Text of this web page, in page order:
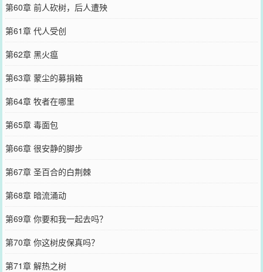
第60章 前人砍树，后人遭殃
第61章 代人受创
第62章 黑火瘟
第63章 蒙尘的募捐箱
第64章 牧者在哪里
第65章 毒面包
第66章 很安静的脚步
第67章 圣百合的白荆棘
第68章 暗流涌动
第69章 你要和我一起去吗？
第70章 你这树皮保真吗？
第71章 解热之树